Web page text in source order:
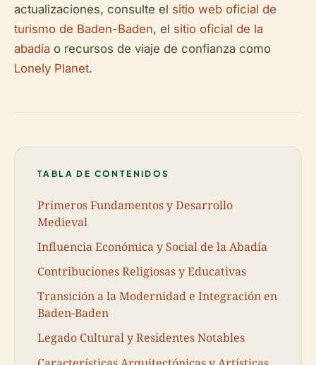
actualizaciones, consulte el sitio web oficial de
turismo de Baden-Baden, el sitio oficial de la
abadía o recursos de viaje de confianza como
Lonely Planet.
TABLA DE CONTENIDOS
Primeros Fundamentos y Desarrollo
Medieval
Influencia Económica y Social de la Abadía
Contribuciones Religiosas y Educativas
Transición a la Modernidad e Integración en
Baden-Baden
Legado Cultural y Residentes Notables